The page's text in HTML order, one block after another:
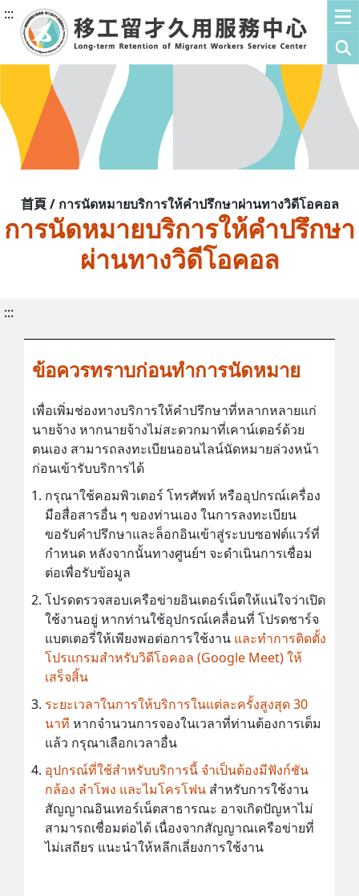
:::
首頁 / การนัดหมายบริการให้คำปรึกษาผ่านทางวิดีโอคอล
การนัดหมายบริการให้คำปรึกษา
ผ่านทางวิดีโอคอล
:::
ข้อควรทราบก่อนทำการนัดหมาย
เพื่อเพิ่มช่องทางบริการให้คำปรึกษาที่หลากหลายแก่
นายจ้าง หากนายจ้างไม่สะดวกมาที่เคาน์เตอร์ด้วย
ตนเอง สามารถลงทะเบียนออนไลน์นัดหมายล่วงหน้า
ก่อนเข้ารับบริการได้
กรุณาใช้คอมพิวเตอร์ โทรศัพท์ หรืออุปกรณ์เครื่อง
มือสื่อสารอื่น ๆ ของท่านเอง ในการลงทะเบียน
ขอรับคำปรึกษาและล็อกอินเข้าสู่ระบบซอฟต์แวร์ที่
กำหนด หลังจากนั้นทางศูนย์ฯ จะดำเนินการเชื่อม
ต่อเพื่อรับข้อมูล
โปรดตรวจสอบเครือข่ายอินเตอร์เน็ตให้แน่ใจว่าเปิด
ใช้งานอยู่ หากท่านใช้อุปกรณ์เคลื่อนที่ โปรดชาร์จ
แบตเตอรี่ให้เพียงพอต่อการใช้งาน และทำการติดตั้ง
โปรแกรมสำหรับวิดีโอคอล (Google Meet) ให้
เสร็จสิ้น
ระยะเวลาในการให้บริการในแต่ละครั้งสูงสุด 30
นาที หากจำนวนการจองในเวลาที่ท่านต้องการเต็ม
แล้ว กรุณาเลือกเวลาอื่น
อุปกรณ์ที่ใช้สำหรับบริการนี้ จำเป็นต้องมีฟังก์ชัน
กล้อง ลำโพง และไมโครโฟน สำหรับการใช้งาน
สัญญาณอินเทอร์เน็ตสาธารณะ อาจเกิดปัญหาไม่
สามารถเชื่อมต่อได้ เนื่องจากสัญญาณเครือข่ายที่
ไม่เสถียร แนะนำให้หลีกเลี่ยงการใช้งาน